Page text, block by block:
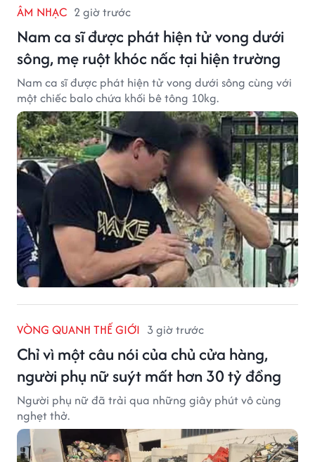
ÂM NHẠC 2 giờ trước
Nam ca sĩ được phát hiện tử vong dưới
sông, mẹ ruột khóc nấc tại hiện trường
Nam ca sĩ được phát hiện tử vong dưới sông cùng với
một chiếc balo chứa khối bê tông 10kg.
VÒNG QUANH THẾ GIỚI 3 giờ trước
Chỉ vì một câu nói của chủ cửa hàng,
người phụ nữ suýt mất hơn 30 tỷ đồng
Người phụ nữ đã trải qua những giây phút vô cùng
nghẹt thở.